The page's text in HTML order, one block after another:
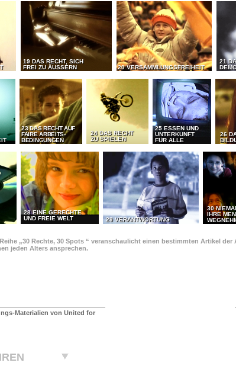
19 DAS RECHT, SICH
FREI ZU ÄUSSERN
20 VERSAMMLUNGSFREIHEIT
21
23 DAS RECHT AUF
FAIRE ARBEITS-
BEDINGUNGEN
24 DAS RECHT
ZU SPIELEN
25 ESSEN UND
UNTERKUNFT
FÜR ALLE
26
28 EINE GERECHTE
UND FREIE WELT
29 VERANTWORTUNG
30
IHRE
„30 Rechte, 30 Spots “ veranschaulicht einen bestimmten Artikel
jeden Alters ansprechen.
Materialien von United for